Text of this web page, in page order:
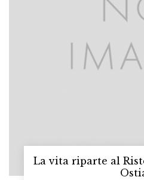
La vita riparte al